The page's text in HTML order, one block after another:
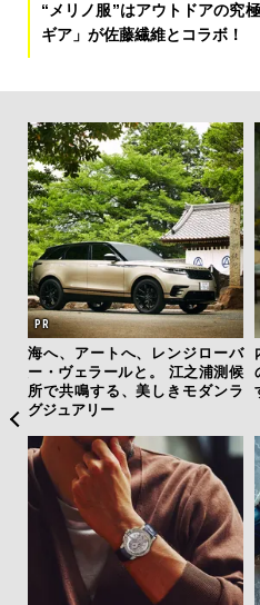
“メリノ服”はアウトドアの究
ギア」が佐藤繊維とコラボ！
海へ、アートへ、レンジローバ
ー・ヴェラールと。 江之浦測候
所で共鳴する、美しきモダンラ
グジュアリー